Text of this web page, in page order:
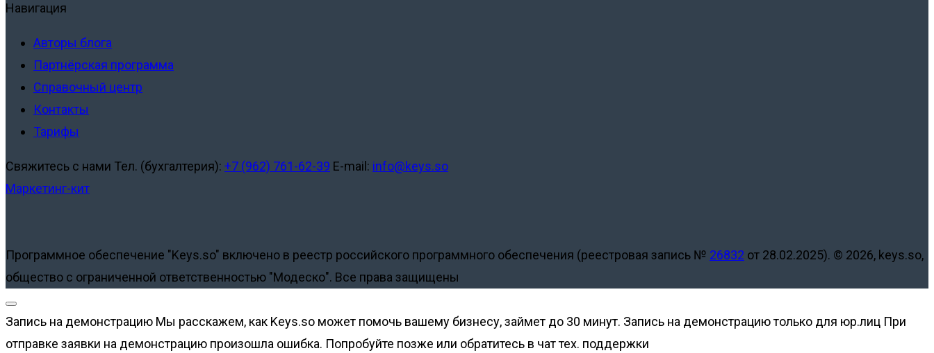
Навигация
Авторы блога
Партнёрская программа
Справочный центр
Контакты
Тарифы
Свяжитесь с нами Тел. (бухгалтерия): +7 (962) 761-62-39 E-mail: info@keys.so
Маркетинг-кит
Программное обеспечение "Keys.so" включено в реестр российского программного обеспечения (реестровая запись № 26832 от 28.02.2025). © 2026, keys.so,
общество с ограниченной ответственностью "Модеско". Все права защищены
Запись на демонстрацию Мы расскажем, как Keys.so может помочь вашему бизнесу, займет до 30 минут. Запись на демонстрацию только для юр.лиц При
отправке заявки на демонстрацию произошла ошибка. Попробуйте позже или обратитесь в чат тех. поддержки